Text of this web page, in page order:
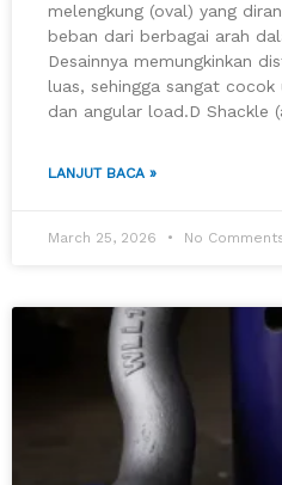
melengkung (oval) yang
beban dari berbagai arah
Desainnya memungkinkan
luas, sehingga sangat
dan angular load.D Shackle
LANJUT BACA »
March 25, 2026 No